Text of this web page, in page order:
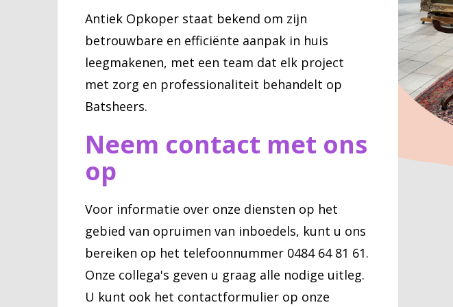
Antiek Opkoper staat bekend om zijn
betrouwbare en efficiënte aanpak in huis
leegmakenen, met een team dat elk project
met zorg en professionaliteit behandelt op
Batsheers.
Neem contact met ons
op
Voor informatie over onze diensten op het
gebied van opruimen van inboedels, kunt u ons
bereiken op het telefoonnummer 0484 64 81 61.
Onze collega's geven u graag alle nodige uitleg.
U kunt ook het contactformulier op onze